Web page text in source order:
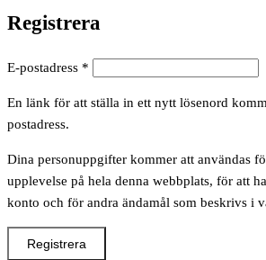
Registrera
E-postadress *
En länk för att ställa in ett nytt lösenord
postadress.
Dina personuppgifter kommer att användas
upplevelse på hela denna webbplats, för att
konto och för andra ändamål som beskrivs i
Registrera